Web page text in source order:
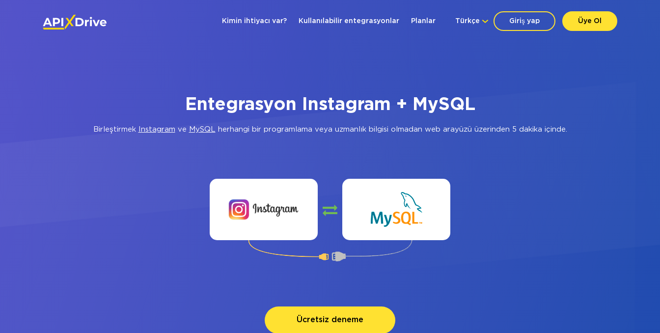
Giriş yap Üye Ol
Türkçe
Kimin ihtiyacı var? Kullanılabilir entegrasyonlar Planlar
Entegrasyon Instagram + MySQL
Birleştirmek Instagram ve MySQL herhangi bir programlama veya uzmanlık bilgisi olmadan web arayüzü üzerinden 5 dakika içinde.
Ücretsiz deneme